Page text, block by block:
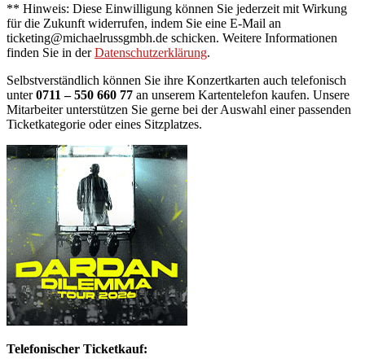
** Hinweis: Diese Einwilligung können Sie jederzeit mit Wirkung
für die Zukunft widerrufen, indem Sie eine E-Mail an
ticketing@michaelrussgmbh.de schicken. Weitere Informationen
finden Sie in derDatenschutzerklärung.
Selbstverständlich können Sie ihre Konzertkarten auch telefonisch
unter0711 – 550 660 77 an unserem Kartentelefon kaufen. Unsere
Mitarbeiter unterstützen Sie gerne bei der Auswahl einer passenden
Ticketkategorie oder eines Sitzplatzes.
Telefonischer Ticketkauf: